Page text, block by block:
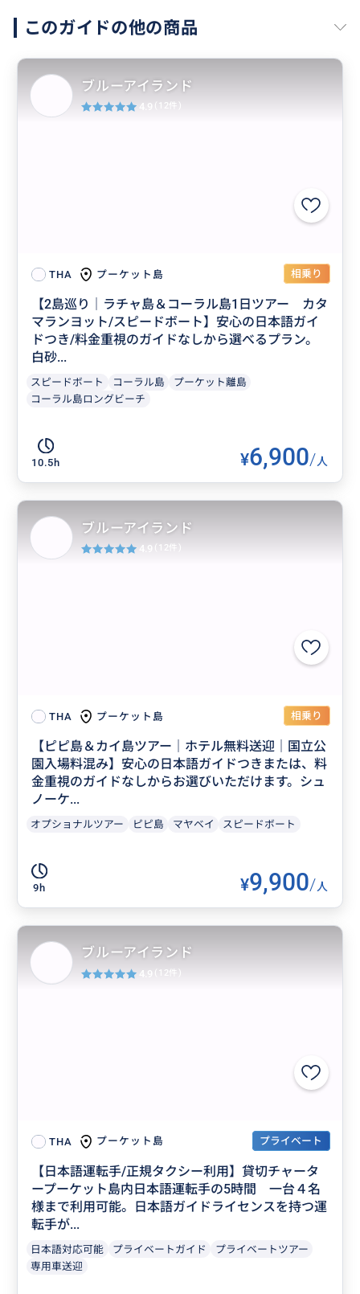
このガイドの他の商品
THA プーケット島 相乗り
【2島巡り｜ラチャ島＆コーラル島1日ツアー カタ
マランヨット/スピードボート】安心の日本語ガイ
ドつき/料金重視のガイドなしから選べるプラン。
白砂...
スピードボート コーラル島
プーケット離島
コーラル島ロングビーチ
10.5h ¥6,900/人
ブルーアイランド
4.9 (12件)
THA プーケット島 相乗り
【ピピ島＆カイ島ツアー｜ホテル無料送迎｜国立公
園入場料混み】安心の日本語ガイドつきまたは、料
金重視のガイドなしからお選びいただけます。シュ
ノーケ...
オプショナルツアー ピピ島 マヤベイ スピードボート
9h ¥9,900/人
ブルーアイランド
4.9 (12件)
THA プーケット島 プライベート
【日本語運転手/正規タクシー利用】貸切チャータ
ープーケット島内日本語運転手の5時間 一台４名
様まで利用可能。日本語ガイドライセンスを持つ運
転手が...
日本語対応可能 プライベートガイド
プライベートツアー
専用車送迎
ブルーアイランド
4.9 (12件)